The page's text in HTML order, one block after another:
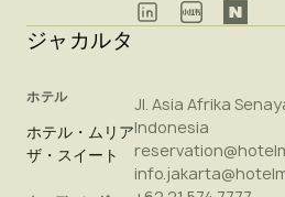
ジャカルタ
ホテル
ホテル・ムリア
ザ・スイート
Jl. Asia Afrika
Indonesia